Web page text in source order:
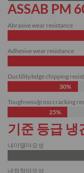
ASSAB PM
Abrasive wear resistance
Adhesive wear resistance
Ductility/edge chipping
30%
Toughness/gross cracking
25%
기준 등급 냉
내마멸마모성
내접착마모성